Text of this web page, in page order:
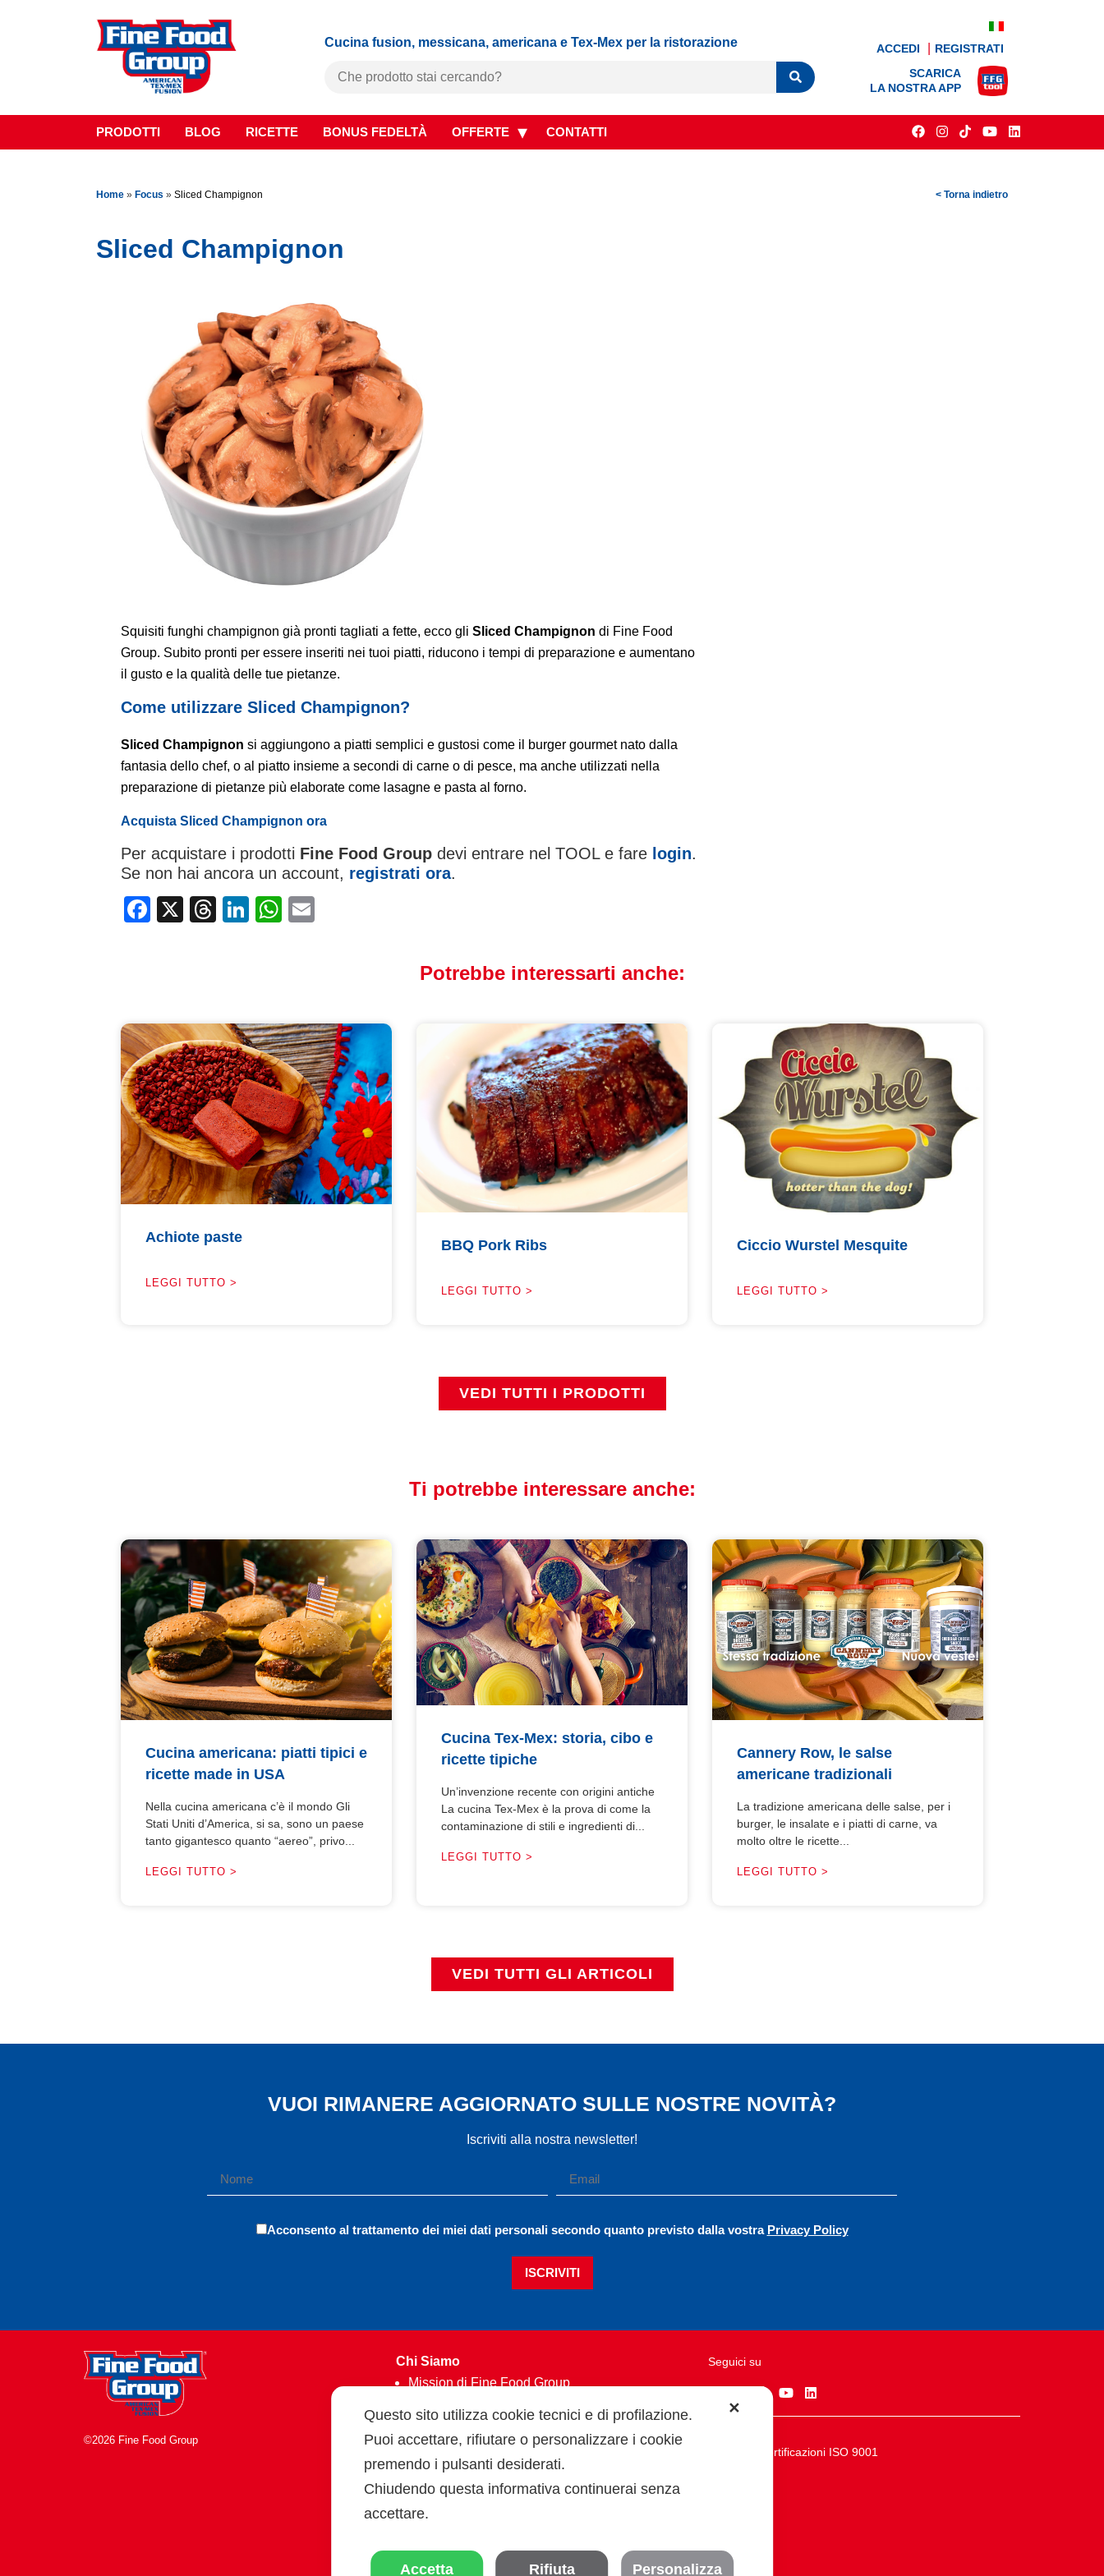
Cucina fusion, messicana, americana e Tex-Mex per la ristorazione ACCEDI
REGISTRATI
SCARICA
LA NOSTRA APP
PRODOTTI BLOG RICETTE BONUS FEDELTÀ OFFERTE CONTATTI
Home » Focus » Sliced Champignon < Torna indietro
Sliced Champignon
Squisiti funghi champignon già pronti tagliati a fette, ecco gli Sliced Champignon di Fine Food
Group. Subito pronti per essere inseriti nei tuoi piatti, riducono i tempi di preparazione e aumentano
il gusto e la qualità delle tue pietanze.
Come utilizzare Sliced Champignon?
Sliced Champignon si aggiungono a piatti semplici e gustosi come il burger gourmet nato dalla
fantasia dello chef, o al piatto insieme a secondi di carne o di pesce, ma anche utilizzati nella
preparazione di pietanze più elaborate come lasagne e pasta al forno.
Acquista Sliced Champignon ora
Per acquistare i prodotti Fine Food Group devi entrare nel TOOL e fare login.
Se non hai ancora un account, registrati ora.
Facebook
X Threads
LinkedIn
WhatsApp
Potrebbe interessarti anche:
Achiote paste
LEGGI TUTTO >
BBQ Pork Ribs
LEGGI TUTTO >
Ciccio Wurstel Mesquite
LEGGI TUTTO >
VEDI TUTTI I PRODOTTI
Ti potrebbe interessare anche:
Cucina americana: piatti tipici e
ricette made in USA
Nella cucina americana c’è il mondo Gli
Stati Uniti d’America, si sa, sono un paese
tanto gigantesco quanto “aereo”, privo...
LEGGI TUTTO >
Cucina Tex-Mex: storia, cibo e
ricette tipiche
Un’invenzione recente con origini antiche
La cucina Tex-Mex è la prova di come la
contaminazione di stili e ingredienti di...
LEGGI TUTTO >
Cannery Row, le salse
americane tradizionali
La tradizione americana delle salse, per i
burger, le insalate e i piatti di carne, va
molto oltre le ricette...
LEGGI TUTTO >
VEDI TUTTI GLI ARTICOLI
VUOI RIMANERE AGGIORNATO SULLE NOSTRE NOVITÀ?
Iscriviti alla nostra newsletter!
Acconsento al trattamento dei miei dati personali secondo quanto previsto dalla vostra Privacy Policy
ISCRIVITI
©2026 Fine Food Group
Chi Siamo
Mission di Fine Food Group
Partner
Codice etico
Whistleblowing
Area agenti
Lavora con noi
Seguici su
Certificazioni ISO 9001
✕
Questo sito utilizza cookie tecnici e di profilazione.
Puoi accettare, rifiutare o personalizzare i cookie
premendo i pulsanti desiderati.
Chiudendo questa informativa continuerai senza
accettare.
Accetta Rifiuta Personalizza